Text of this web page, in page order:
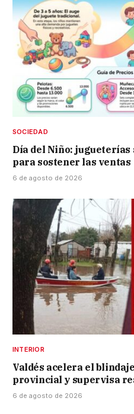
SOCIEDAD
Día del Niño:
para sostener las ventas
6 de agosto de 2026
INTERIOR
Valdés acelera el
provincial y supervisa
6 de agosto de 2026